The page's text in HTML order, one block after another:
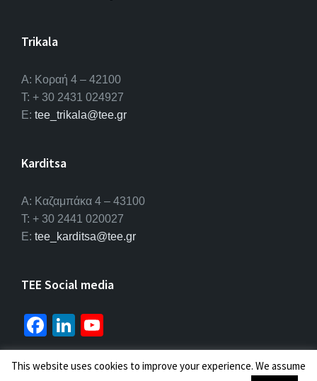
Trikala
Α: Κοραή 4 – 42100
T: + 30 2431 024927
E: tee_trikala@tee.gr
Karditsa
A: Καζαμπάκα 4 – 43100
T: + 30 2441 020027
E: tee_karditsa@tee.gr
TEE Social media
Fa
ce
b
Li
n
ke
u
T
This website uses cookies to improve your experience. We assume